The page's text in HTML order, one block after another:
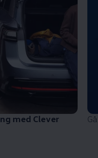
med Clever